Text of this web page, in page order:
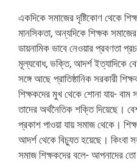
একদিকে সমাজের দৃষ্টিকোণ থেকে
মানসিকতা, অন্যদিকে শিক্ষক
ডায়নামিক ভাবে নেওয়ার প্রবণতা
মূল্যবোধ, ভক্তি, আদর্শ ইত্যাদিকে
সঙ্গে আছে প্রাতিষ্ঠানিক সরকারী
শিক্ষকদের মুখ থেকে শোনা যায়- বাম
তাদের অর্থনৈতিক শক্তি দিয়েছে‌।
প্রকাশ পাওয়া যায় সমাজ থেকে।
আদর্শ থেকে বিচ্যুত হয়েছে। কিংবা
সমাজ শিক্ষকদের বলে- আপনাদের